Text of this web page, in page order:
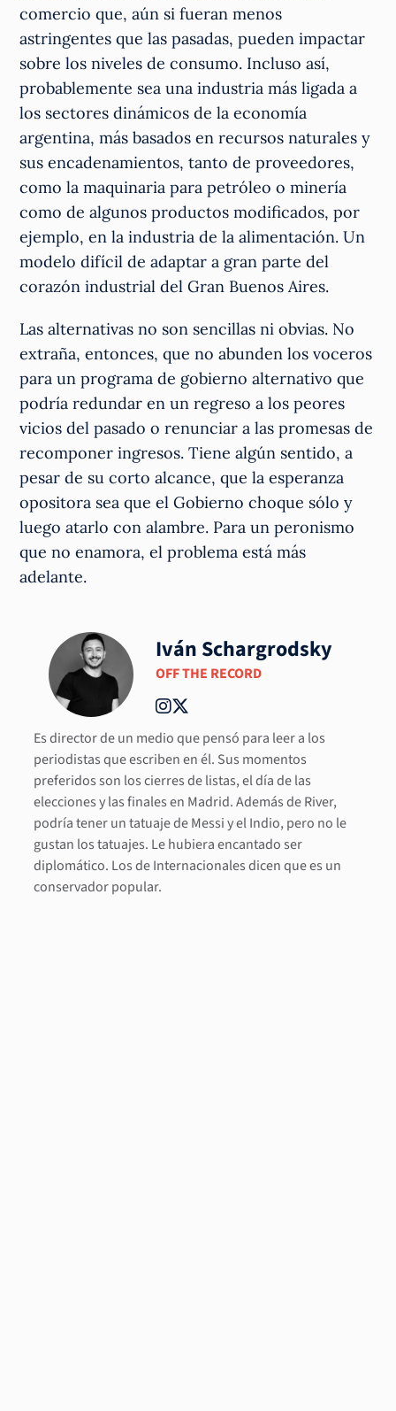
comercio que, aún si fueran menos
astringentes que las pasadas, pueden impactar
sobre los niveles de consumo. Incluso así,
probablemente sea una industria más ligada a
los sectores dinámicos de la economía
argentina, más basados en recursos naturales y
sus encadenamientos, tanto de proveedores,
como la maquinaria para petróleo o minería
como de algunos productos modificados, por
ejemplo, en la industria de la alimentación. Un
modelo difícil de adaptar a gran parte del
corazón industrial del Gran Buenos Aires.
Las alternativas no son sencillas ni obvias. No
extraña, entonces, que no abunden los voceros
para un programa de gobierno alternativo que
podría redundar en un regreso a los peores
vicios del pasado o renunciar a las promesas de
recomponer ingresos. Tiene algún sentido, a
pesar de su corto alcance, que la esperanza
opositora sea que el Gobierno choque sólo y
luego atarlo con alambre. Para un peronismo
que no enamora, el problema está más
adelante.
Iván Schargrodsky
OFF THE RECORD
Es director de un medio que pensó para leer a los
periodistas que escriben en él. Sus momentos
preferidos son los cierres de listas, el día de las
elecciones y las finales en Madrid. Además de River,
podría tener un tatuaje de Messi y el Indio, pero no le
gustan los tatuajes. Le hubiera encantado ser
diplomático. Los de Internacionales dicen que es un
conservador popular.